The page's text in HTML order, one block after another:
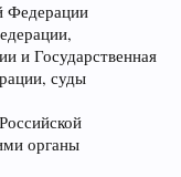
Федерации
и Государственная
суды
органы